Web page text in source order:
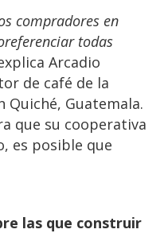
compradores en
todas
Arcadio
de café de la
Quiché, Guatemala.
que su cooperativa
es posible que
las que construir